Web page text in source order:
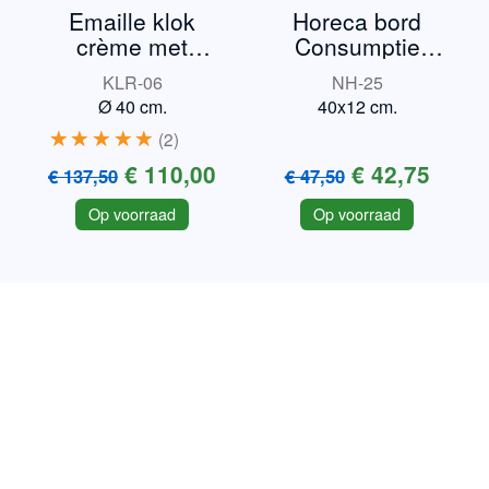
Emaille klok
crème met
bordeauxrand
KLR-06
Ø 40 cm.
2
€ 137,50 € 110,00
Op voorraad
Horeca bord
Consumptie
verplicht
NH-25
40x12 cm.
€ 47,50 € 42,75
Op voorraad